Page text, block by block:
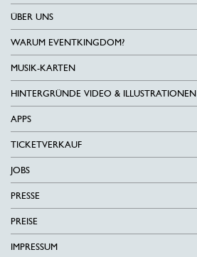
ÜBER UNS
WARUM EVENTKINGDOM?
MUSIK-KARTEN
HINTERGRÜNDE VIDEO & ILLUSTRATIONEN
APPS
TICKETVERKAUF
JOBS
PRESSE
PREISE
IMPRESSUM